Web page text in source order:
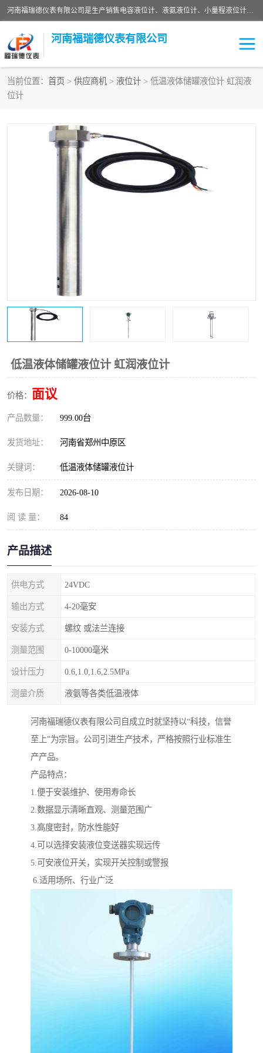
河南福瑞德仪表有限公司是生产销售电容液位计、液氨液位计、小量程液位计定制、智能锅炉水位计、液氮液位计等；并在产品开发、研制的过程中，吸取国内外仪器仪表的技术精华，建立了一支高、精、尖的科研开发队伍，使产品性能不断升级。
河南福瑞德仪表有限公司
当前位置： 首页 > 供应商机 > 液位计 > 低温液体储罐液位计 虹润液
位计
低温液体储罐液位计 虹润液位计
价格： 面议
产品数量： 999.00台
发货地址： 河南省郑州中原区
关键词： 低温液体储罐液位计
发布日期： 2026-08-10
阅 读 量： 84
产品描述
供电方式 24VDC
输出方式 4-20毫安
安装方式 螺纹 或法兰连接
测量范围 0-10000毫米
设计压力 0.6,1.0,1.6,2.5MPa
测量介质 液氨等各类低温液体
河南福瑞德仪表有限公司自成立时就坚持以“科技，信誉
至上”为宗旨。公司引进生产技术，严格按照行业标准生
产产品。
产品特点：
1.便于安装维护、使用寿命长
2.数据显示清晰直观、测量范围广
3.高度密封，防水性能好
4.可以选择安装液位变送器实现远传
5.可安液位开关，实现开关控制或警报
6.适用场所、行业广泛
液位计
压力传感器
液氮液位计
液位计传感器定制
液氨液位计
油量传感器
温度变送器
流量仪表